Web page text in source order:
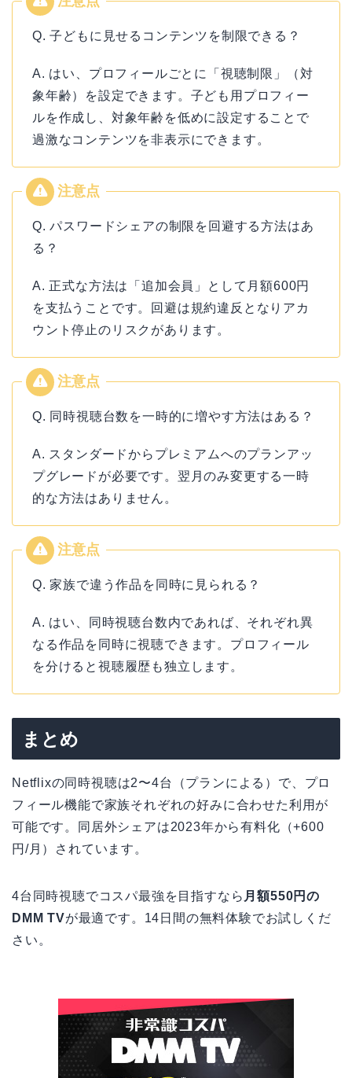
Q. 子どもに見せるコンテンツを制限できる？
A. はい、プロフィールごとに「視聴制限」（対
象年齢）を設定できます。子ども用プロフィー
ルを作成し、対象年齢を低めに設定することで
過激なコンテンツを非表示にできます。
Q. パスワードシェアの制限を回避する方法はあ
る？
A. 正式な方法は「追加会員」として月額600円
を支払うことです。回避は規約違反となりアカ
ウント停止のリスクがあります。
Q. 同時視聴台数を一時的に増やす方法はある？
A. スタンダードからプレミアムへのプランアッ
プグレードが必要です。翌月のみ変更する一時
的な方法はありません。
Q. 家族で違う作品を同時に見られる？
A. はい、同時視聴台数内であれば、それぞれ異
なる作品を同時に視聴できます。プロフィール
を分けると視聴履歴も独立します。
まとめ
Netflixの同時視聴は2〜4台（プランによる）で、プロ
フィール機能で家族それぞれの好みに合わせた利用が
可能です。同居外シェアは2023年から有料化（+600
円/月）されています。
4台同時視聴でコスパ最強を目指すなら 月額550円の
DMM TVが最適です。14日間の無料体験でお試しくだ
さい。